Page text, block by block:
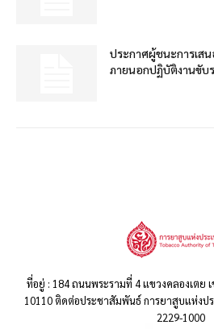
ประกาศผู้ชนะการเสน
ภายนอกปฏิบัติงานขับ
ที่อยู่ : 184 ถนนพระรามที่ 4 แขวงคลองเตย
10110 ติดต่อประชาสัมพันธ์ การยาสูบแห่งป
2229-1000